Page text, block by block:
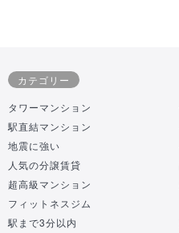
カテゴリー
タワーマンション
駅直結マンション
地震に強い
人気の分譲賃貸
超高級マンション
フィットネスジム
駅まで3分以内